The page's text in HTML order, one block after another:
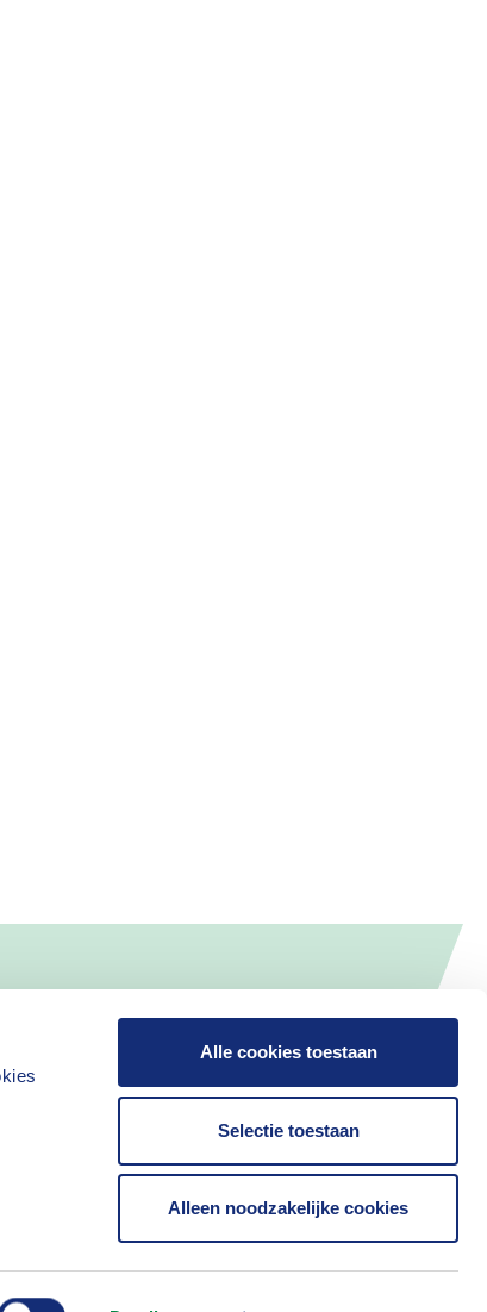
Alle cookies toestaan
Selectie toestaan
Alleen noodzakelijke cookies